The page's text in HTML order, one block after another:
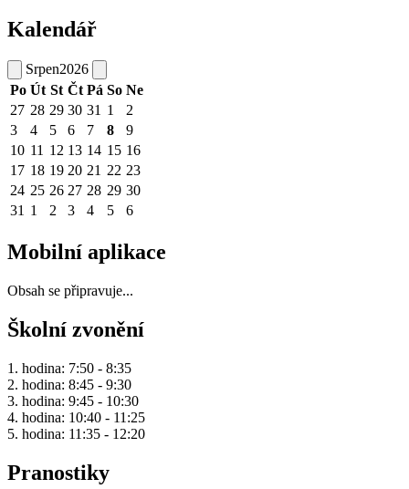
Kalendář
Srpen2026
Po Út St Čt Pá So Ne
27 28 29 30 31 1
2
3
4 5 6 7 8
9
10 11 12 13 14 15 16
17 18 19 20 21 22 23
24 25 26 27 28 29 30
31 1 2 3 4 5 6
Mobilní aplikace
Obsah se připravuje...
Školní zvonění
1. hodina: 7:50 - 8:35
2. hodina: 8:45 - 9:30
3. hodina: 9:45 - 10:30
4. hodina: 10:40 - 11:25
5. hodina: 11:35 - 12:20
Pranostiky